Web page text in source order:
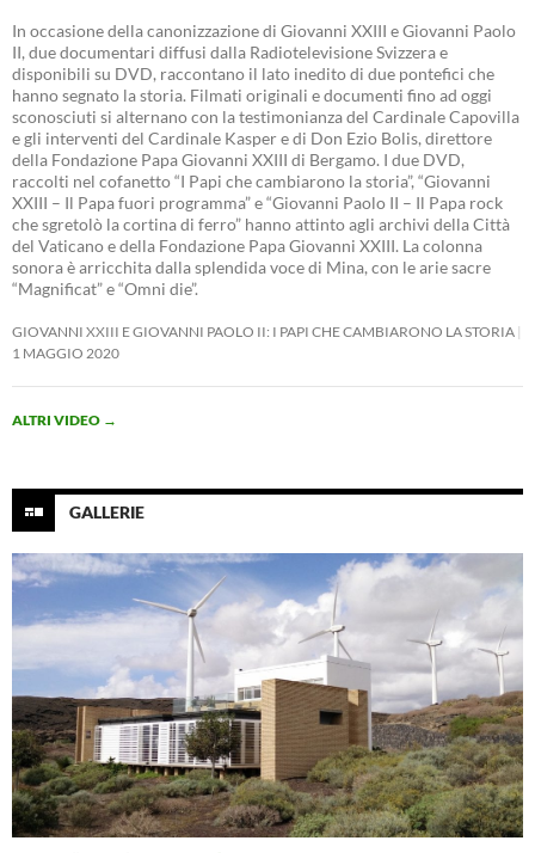
In occasione della canonizzazione di Giovanni XXIII e Giovanni Paolo
II, due documentari diffusi dalla Radiotelevisione Svizzera e
disponibili su DVD, raccontano il lato inedito di due pontefici che
hanno segnato la storia. Filmati originali e documenti fino ad oggi
sconosciuti si alternano con la testimonianza del Cardinale Capovilla
e gli interventi del Cardinale Kasper e di Don Ezio Bolis, direttore
della Fondazione Papa Giovanni XXIII di Bergamo. I due DVD,
raccolti nel cofanetto “I Papi che cambiarono la storia”, “Giovanni
XXIII – Il Papa fuori programma” e “Giovanni Paolo II – Il Papa rock
che sgretolò la cortina di ferro” hanno attinto agli archivi della Città
del Vaticano e della Fondazione Papa Giovanni XXIII. La colonna
sonora è arricchita dalla splendida voce di Mina, con le arie sacre
“Magnificat” e “Omni die”.
GIOVANNI XXIII E GIOVANNI PAOLO II: I PAPI CHE CAMBIARONO LA STORIA
1 MAGGIO 2020
ALTRI VIDEO →
GALLERIE